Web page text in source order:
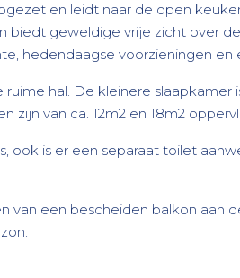
en leidt naar de open
geweldige vrije zicht over
hedendaagse voorzieningen
hal. De kleinere slaapkamer
zijn van ca. 12m2 en 18m2
ook is er een separaat toilet
van een bescheiden balkon aan